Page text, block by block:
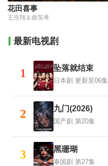
花田喜事
王浩翔＆曲笑孝
最新电视剧
1 坠落就结束
日本剧 更新至06集
2 九门(2026)
国产剧 第20集
3 黑珊瑚
泰国剧 第27集